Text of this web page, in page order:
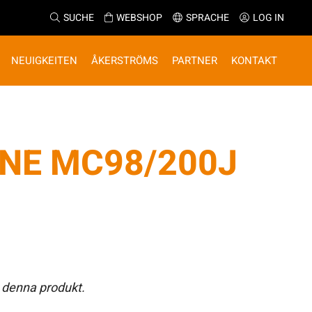
SUCHE WEBSHOP SPRACHE LOG IN
NEUIGKEITEN ÅKERSTRÖMS PARTNER KONTAKT
MC98/200J
produkt.